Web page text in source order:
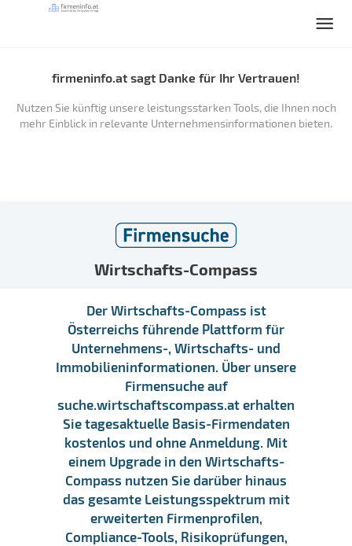
firmeninfo.at sagt Danke für Ihr Vertrauen!
Nutzen Sie künftig unsere leistungsstarken Tools, die Ihnen noch
mehr Einblick in relevante Unternehmensinformationen bieten.
Wirtschafts-Compass
Der Wirtschafts-Compass ist
Österreichs führende Plattform für
Unternehmens-, Wirtschafts- und
Immobilieninformationen. Über unsere
Firmensuche auf
suche.wirtschaftscompass.at erhalten
Sie tagesaktuelle Basis-Firmendaten
kostenlos und ohne Anmeldung. Mit
einem Upgrade in den Wirtschafts-
Compass nutzen Sie darüber hinaus
das gesamte Leistungsspektrum mit
erweiterten Firmenprofilen,
Compliance-Tools, Risikoprüfungen,